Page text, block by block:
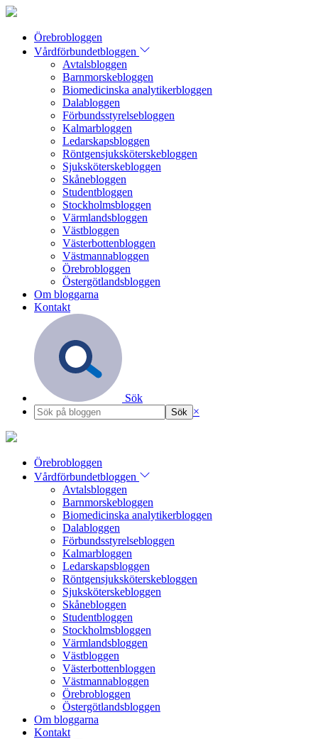
Örebrobloggen
Vårdförbundetbloggen
Avtalsbloggen
Barnmorskebloggen
Biomedicinska analytikerbloggen
Dalabloggen
Förbundsstyrelsebloggen
Kalmarbloggen
Ledarskapsbloggen
Röntgensjuksköterskebloggen
Sjuksköterskebloggen
Skånebloggen
Studentbloggen
Stockholmsbloggen
Värmlandsbloggen
Västbloggen
Västerbottenbloggen
Västmannabloggen
Örebrobloggen
Östergötlandsbloggen
Om bloggarna
Kontakt
Sök
×
Örebrobloggen
Vårdförbundetbloggen
Avtalsbloggen
Barnmorskebloggen
Biomedicinska analytikerbloggen
Dalabloggen
Förbundsstyrelsebloggen
Kalmarbloggen
Ledarskapsbloggen
Röntgensjuksköterskebloggen
Sjuksköterskebloggen
Skånebloggen
Studentbloggen
Stockholmsbloggen
Värmlandsbloggen
Västbloggen
Västerbottenbloggen
Västmannabloggen
Örebrobloggen
Östergötlandsbloggen
Om bloggarna
Kontakt